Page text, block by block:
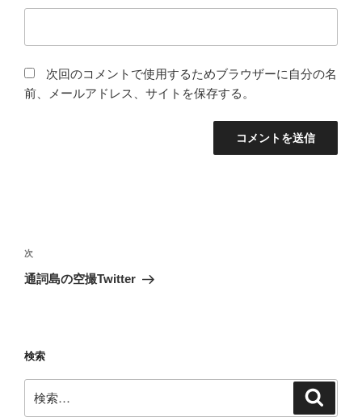
次回のコメントで使用するためブラウザーに自分の名
前、メールアドレス、サイトを保存する。
稿
ナ
シ
ョ
ン
次
の
次
通詞島の空撮Twitter
検索
索: